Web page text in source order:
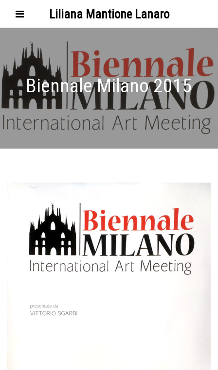
Liliana Mantione Lanaro
Biennale Milano 2015